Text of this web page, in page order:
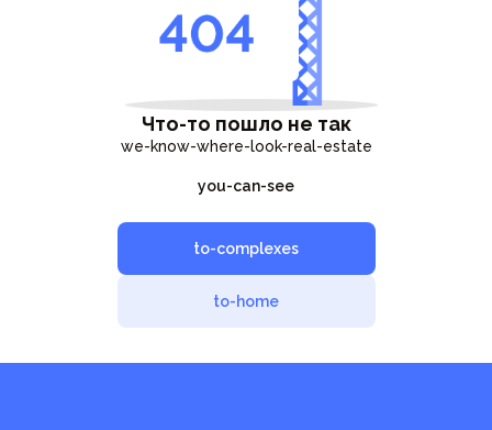
Что-то пошло не так
we-know-where-look-real-estate
you-can-see
to-complexes
to-home